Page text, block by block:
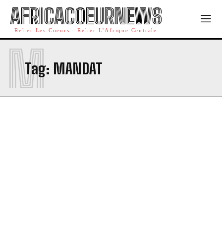
AFRICACOEURNEWS
Relier Les Coeurs - Relier L'Afrique Centrale
Tag: MANDAT
M